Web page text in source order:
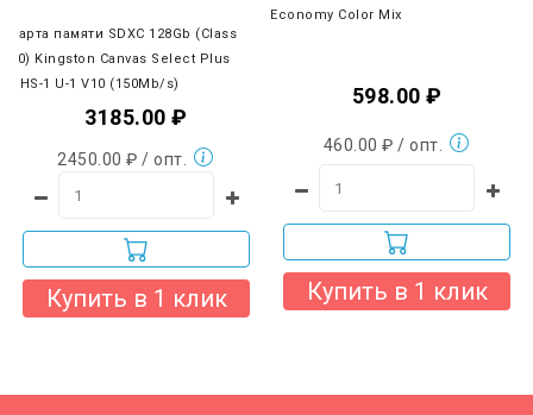
Карта памяти SDXC 128Gb (Class
10) Kingston Canvas Select Plus
UHS-1 U-1 V10 (150Mb/s)
3185.00 ₽
2450.00 ₽ / опт.
Купить в 1 клик
Economy Color Mix
598.00 ₽
460.00 ₽ / опт.
Купить в 1 клик